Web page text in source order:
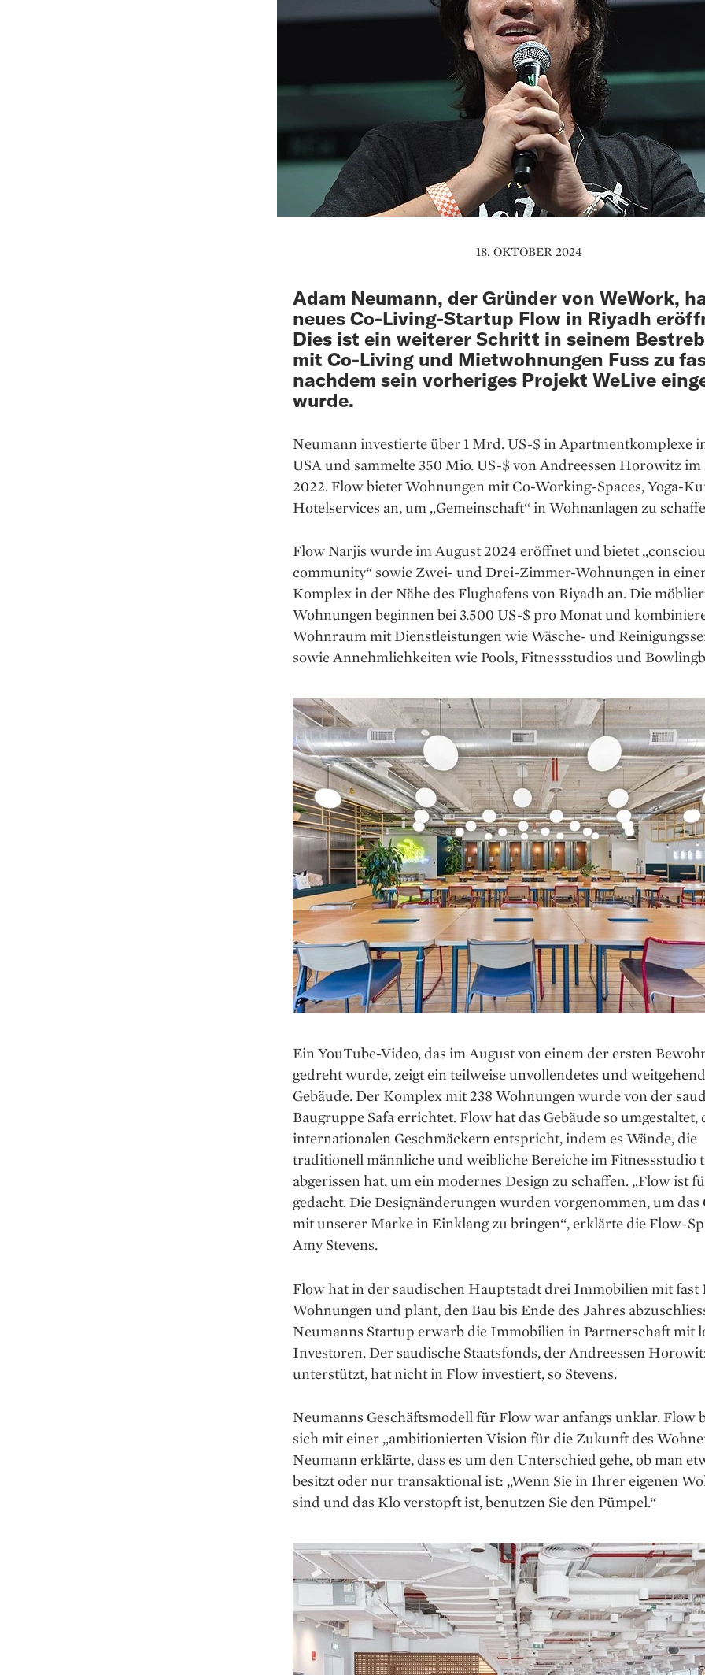
18. OKTOBER 2024
Adam Neumann, der Gründer von WeWork,
neues Co-Living-Startup Flow in Riyadh
Dies ist ein weiterer Schritt in seinem
mit Co-Living und Mietwohnungen Fuss zu
nachdem sein vorheriges Projekt WeLive
wurde.
Neumann investierte über 1 Mrd. US-$ in Apartmentkomplexe
USA und sammelte 350 Mio. US-$ von Andreessen Horowitz
2022. Flow bietet Wohnungen mit Co-Working-Spaces, Yoga-
Hotelservices an, um „Gemeinschaft“ in Wohnanlagen zu
Flow Narjis wurde im August 2024 eröffnet und bietet
community“ sowie Zwei- und Drei-Zimmer-Wohnungen in
Komplex in der Nähe des Flughafens von Riyadh an. Die
Wohnungen beginnen bei 3.500 US-$ pro Monat und
Wohnraum mit Dienstleistungen wie Wäsche- und
sowie Annehmlichkeiten wie Pools, Fitnessstudios und
Ein YouTube-Video, das im August von einem der ersten
gedreht wurde, zeigt ein teilweise unvollendetes und
Gebäude. Der Komplex mit 238 Wohnungen wurde von der
Baugruppe Safa errichtet. Flow hat das Gebäude so umgestaltet,
internationalen Geschmäckern entspricht, indem es Wände, die
traditionell männliche und weibliche Bereiche im Fitnessstudio
abgerissen hat, um ein modernes Design zu schaffen. „Flow ist
gedacht. Die Designänderungen wurden vorgenommen, um das
mit unserer Marke in Einklang zu bringen“, erklärte die Flow-
Amy Stevens.
Flow hat in der saudischen Hauptstadt drei Immobilien mit fast
Wohnungen und plant, den Bau bis Ende des Jahres
Neumanns Startup erwarb die Immobilien in Partnerschaft mit
Investoren. Der saudische Staatsfonds, der Andreessen
unterstützt, hat nicht in Flow investiert, so Stevens.
Neumanns Geschäftsmodell für Flow war anfangs unklar. Flow
sich mit einer „ambitionierten Vision für die Zukunft des
Neumann erklärte, dass es um den Unterschied gehe, ob man
besitzt oder nur transaktional ist: „Wenn Sie in Ihrer eigenen
sind und das Klo verstopft ist, benutzen Sie den Pümpel.“